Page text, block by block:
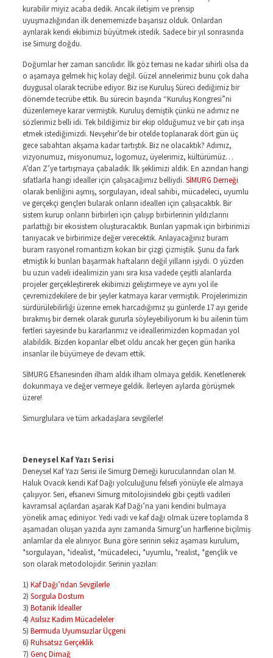
kurabilir miyiz acaba dedik. Ancak iletişim ve prensip
uyuşmazlığından ilk denememizde başarısız olduk. Onlardan
ayrılarak kendi ekibimizi büyütmek istedik. Sadece bir yıl sonrasında
ise Simurg doğdu.
Doğumlar her zaman sancılıdır. İlk göz teması ne kadar sihirli olsa da
o aşamaya gelmek hiç kolay değil. Güzel annelerimiz bunu çok daha
duygusal olarak tecrübe ediyor. Biz ise Kuruluş Süreci dediğimiz bir
dönemde tecrübe ettik. Bu sürecin başında “Kuruluş Kongresi”ni
düzenlemeye karar vermiştik. Kuruluş demiştik çünkü ne adımız ne
sözlerimiz belli idi. Tek bildiğimiz bir ekip olduğumuz ve bir çatı inşa
etmek istediğimizdi. Nevşehir’de bir otelde toplanarak dört gün üç
gece sabahtan akşama kadar tartıştık. Biz ne olacaktık? Adımız,
vizyonumuz, misyonumuz, logomuz, üyelerimiz, kültürümüz…
A’dan Z’ye tartışmaya çabaladık. İlk şeklimizi aldık. En azından hangi
sıfatlarla hangi idealler için çalışacağımız belliydi. SİMURG Derneği
olarak benliğini aşmış, sorgulayan, ideal sahibi, mücadeleci, uyumlu
ve gerçekçi gençleri bularak onların idealleri için çalışacaktık. Bir
sistem kurup onların birbirleri için çalışıp birbirlerinin yıldızlarını
parlattığı bir ekosistem oluşturacaktık. Bunları yapmak için birbirimizi
tanıyacak ve birbirimize değer verecektik. Anlayacağınız buram
buram rasyonel romantizm kokan bir çizgi çizmiştik. Şunu da fark
etmiştik ki bunları başarmak haftaların değil yılların işiydi. O yüzden
bu uzun vadeli idealimizin yanı sıra kısa vadede çeşitli alanlarda
projeler gerçekleştirerek ekibimizi geliştirmeye ve aynı yol ile
çevremizdekilere de bir şeyler katmaya karar vermiştik. Projelerimizin
sürdürülebilirliği üzerine emek harcadığımız şu günlerde 17 ayı geride
bırakmış bir dernek olarak gururla söyleyebiliyorum ki bu ailenin tüm
fertleri sayesinde bu kararlarımız ve ideallerimizden kopmadan yol
alabildik. Bizden kopanlar elbet oldu ancak her geçen gün harika
insanlar ile büyümeye de devam ettik.
SİMURG Efsanesinden ilham aldık ilham olmaya geldik. Kenetlenerek
dokunmaya ve değer vermeye geldik. İlerleyen aylarda görüşmek
üzere!
Simurglulara ve tüm arkadaşlara sevgilerle!
Deneysel Kaf Yazı Serisi
Deneysel Kaf Yazı Serisi ile Simurg Derneği kurucularından olan M.
Haluk Ovacık kendi Kaf Dağı yolculuğunu felsefi yönüyle ele almaya
çalışıyor. Seri, efsanevi Simurg mitolojisindeki gibi çeşitli vadileri
kavramsal açılardan aşarak Kaf Dağı’na yani kendini bulmaya
yönelik amaç ediniyor. Yedi vadi ve kaf dağı olmak üzere toplamda 8
aşamadan oluşan yazıda aynı zamanda Simurg’un harflerine biçilmiş
anlamlar da ele alınıyor. Buna göre serinin sekiz aşaması kurulum,
*sorgulayan, *idealist, *mücadeleci, *uyumlu, *realist, *gençlik ve
son olarak metodolojidir. Serinin yazıları:
1) Kaf Dağı’ndan Sevgilerle
2) Sorgula Dostum
3) Botanik İdealler
4) Asılsız Kadim Mücadeleler
5) Bermuda Uyumsuzlar Üçgeni
6) Ruhsatsız Gerçeklik
7) Genç Dimağ